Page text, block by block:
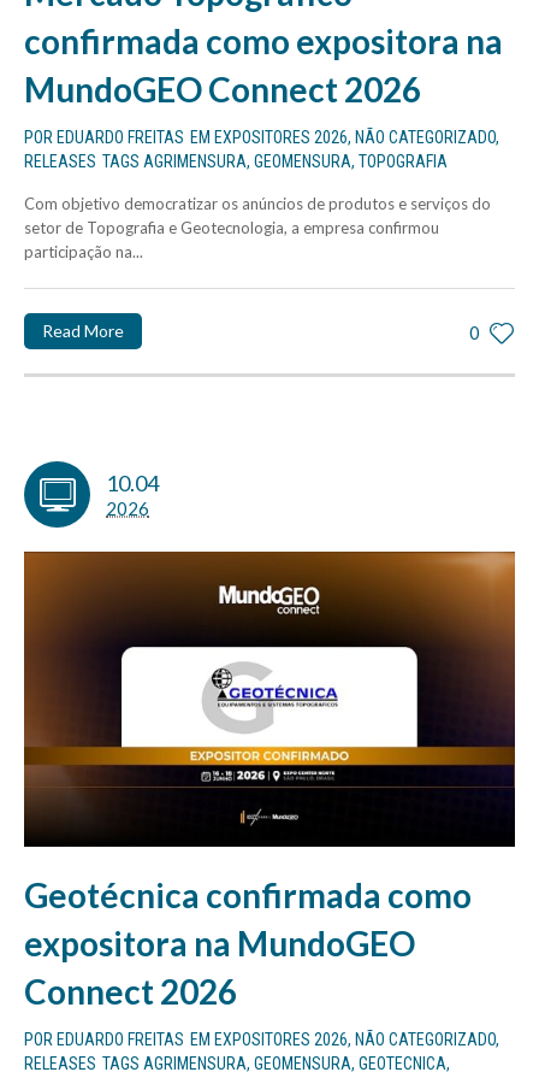
confirmada como expositora na
MundoGEO Connect 2026
POR EDUARDO FREITAS EM EXPOSITORES 2026, NÃO CATEGORIZADO,
RELEASES TAGS AGRIMENSURA, GEOMENSURA, TOPOGRAFIA
Com objetivo democratizar os anúncios de produtos e serviços do
setor de Topografia e Geotecnologia, a empresa confirmou
participação na...
0
Read More
10.04
2026
Geotécnica confirmada como
expositora na MundoGEO
Connect 2026
POR EDUARDO FREITAS EM EXPOSITORES 2026, NÃO CATEGORIZADO,
RELEASES TAGS AGRIMENSURA, GEOMENSURA, GEOTECNICA,